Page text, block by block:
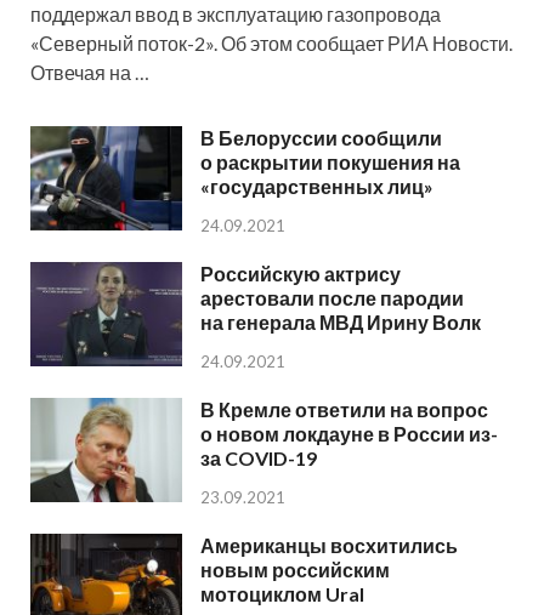
поддержал ввод в эксплуатацию газопровода
«Северный поток-2». Об этом сообщает РИА Новости.
Отвечая на …
В Белоруссии сообщили
о раскрытии покушения на
«государственных лиц»
24.09.2021
Российскую актрису
арестовали после пародии
на генерала МВД Ирину Волк
24.09.2021
В Кремле ответили на вопрос
о новом локдауне в России из-
за COVID-19
23.09.2021
Американцы восхитились
новым российским
мотоциклом Ural